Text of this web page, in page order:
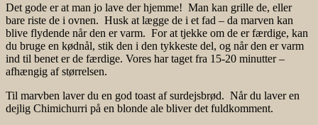
Det gode er at man jo lave der hjemme! Man kan grille de, eller
bare riste de i ovnen. Husk at lægge de i et fad – da marven kan
blive flydende når den er varm. For at tjekke om de er færdige, kan
du bruge en kødnål, stik den i den tykkeste del, og når den er varm
ind til benet er de færdige. Vores har taget fra 15-20 minutter –
afhængig af størrelsen.
Til marvben laver du en god toast af surdejsbrød. Når du laver en
dejlig Chimichurri på en blonde ale bliver det fuldkomment.